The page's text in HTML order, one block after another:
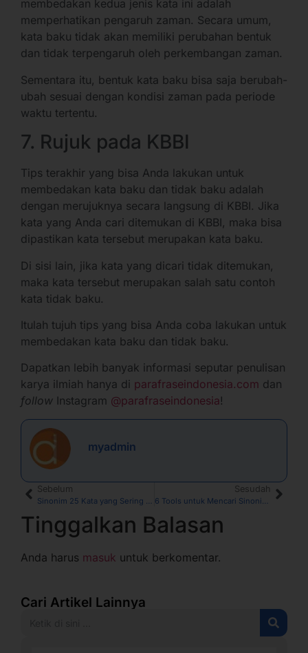
membedakan kedua jenis kata ini adalah
memperhatikan pengaruh zaman. Secara umum,
kata baku tidak akan memiliki perubahan bentuk
dan tidak terpengaruh oleh perkembangan zaman.
Sementara itu, bentuk kata baku bisa saja berubah-
ubah sesuai dengan kondisi zaman pada periode
waktu tertentu.
7. Rujuk pada KBBI
Tips terakhir yang bisa Anda lakukan untuk
membedakan kata baku dan tidak baku adalah
dengan merujuknya secara langsung di KBBI. Jika
kata yang Anda cari ditemukan di KBBI, maka bisa
dipastikan kata tersebut merupakan kata baku.
Di sisi lain, jika kata yang dicari tidak ditemukan,
maka kata tersebut merupakan salah satu contoh
kata tidak baku.
Itulah tujuh tips yang bisa Anda coba lakukan untuk
membedakan kata baku dan tidak baku.
Dapatkan lebih banyak informasi seputar penulisan
karya ilmiah hanya di parafraseindonesia.com dan
follow Instagram @parafraseindonesia!
myadmin
Sebelum Sesudah
Tinggalkan Balasan
Anda harus masuk untuk berkomentar.
Cari Artikel Lainnya